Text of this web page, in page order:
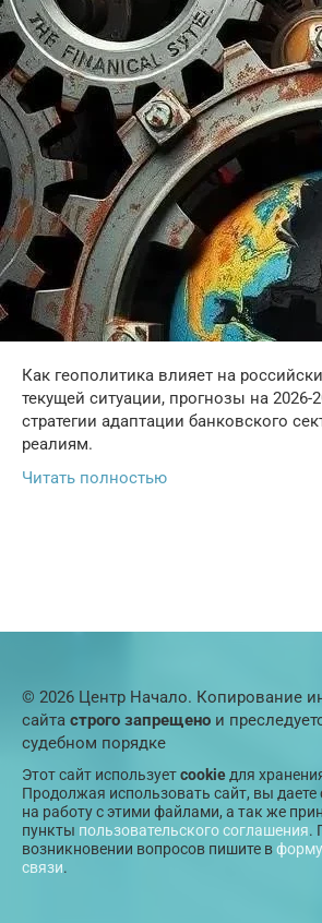
Как геополитика влияет на
текущей ситуации, прогнозы на 2026-
стратегии адаптации банковского
реалиям.
Читать полностью
© 2026 Центр Начало. Копирование
сайта строго запрещено и
судебном порядке
Этот сайт используетcookie для
Продолжая использовать сайт, вы даете
на работу с этими файлами, а так же
пункты пользовательского соглашения.
возникновении вопросов пишите в
связи.